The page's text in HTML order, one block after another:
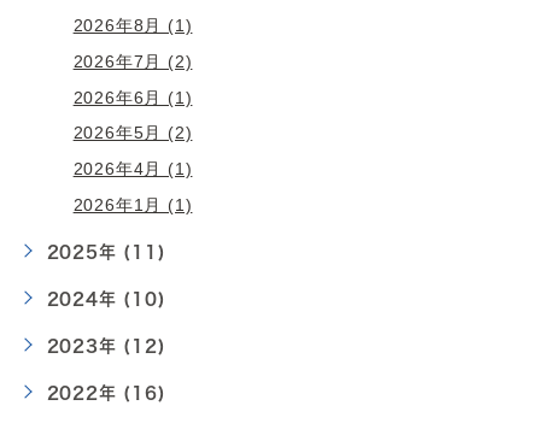
2026年8月 (1)
2026年7月 (2)
2026年6月 (1)
2026年5月 (2)
2026年4月 (1)
2026年1月 (1)
2025年 (11)
2024年 (10)
2023年 (12)
2022年 (16)